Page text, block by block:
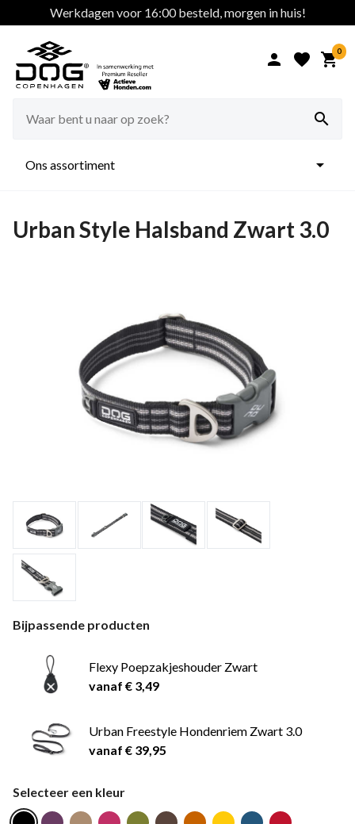
Werkdagen voor 16:00 besteld, morgen in huis!
  0

Ons assortiment 
Urban Style Halsband Zwart 3.0
Bijpassende producten
Flexy Poepzakjeshouder Zwart
vanaf € 3,49
Urban Freestyle Hondenriem Zwart 3.0
vanaf € 39,95
Selecteer een kleur